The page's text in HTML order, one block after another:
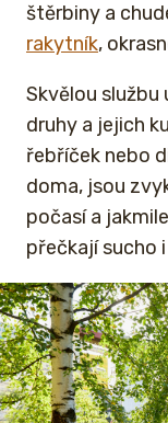
štěrbiny a
rakytník,
Skvělou
druhy a jejich
řebříček nebo
doma, jsou
počasí a
přečkají sucho